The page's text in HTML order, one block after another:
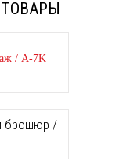
брошюр /